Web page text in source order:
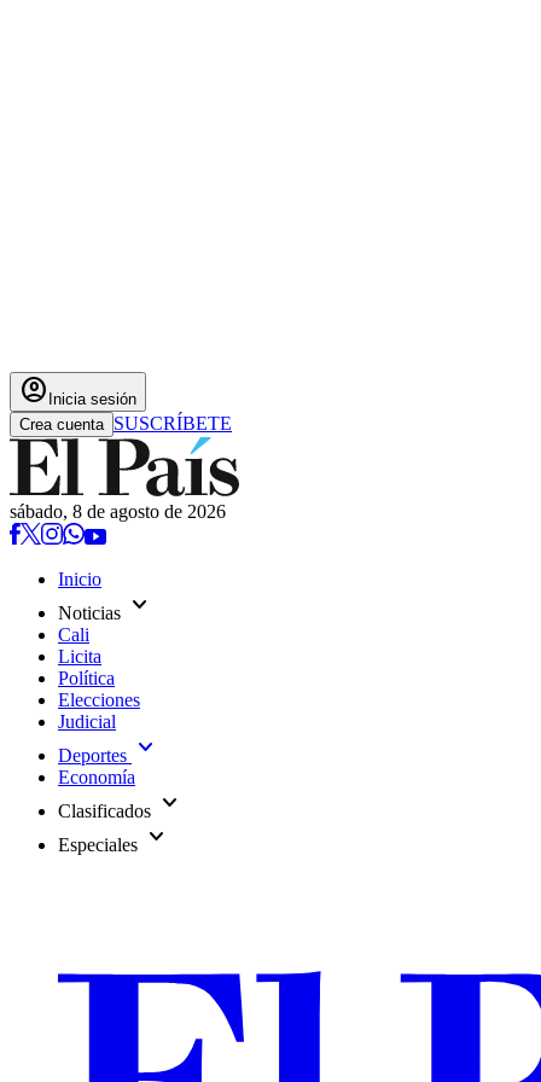
account_circle Inicia sesión
Crea cuenta SUSCRÍBETE
sábado, 8 de agosto de 2026
Inicio
Noticias expand_more
Cali
Licita
Política
Elecciones
Judicial
Deportes expand_more
Economía
Clasificados expand_more
Especiales expand_more